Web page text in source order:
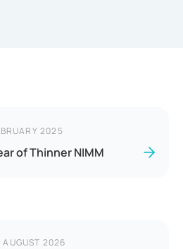
2025
of Thinner NIMM
AUGUST 2026